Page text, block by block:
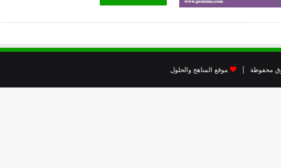
موقع المناهج والحلول